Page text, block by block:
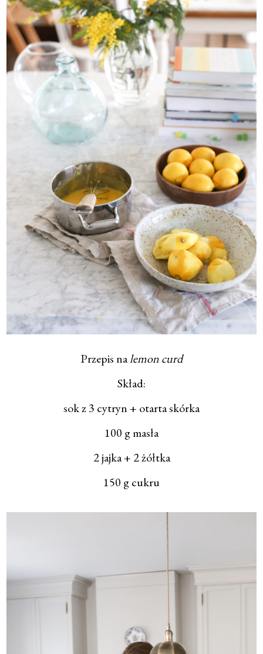
Przepis nalemon curd
Skład:
sok z 3 cytryn + otarta skórka
100 g masła
2 jajka + 2 żółtka
150 g cukru